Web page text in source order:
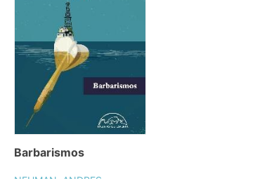
Barbarismos